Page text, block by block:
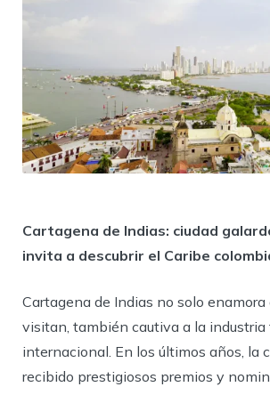
Cartagena de Indias: ciudad
invita a descubrir el Caribe
Cartagena de Indias no solo enamora
visitan, también cautiva a la industria
internacional. En los últimos años, la
recibido prestigiosos premios y